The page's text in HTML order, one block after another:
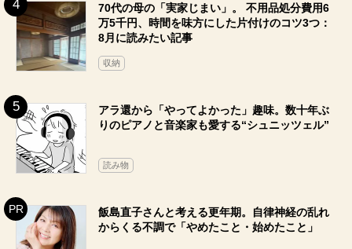
70代の母の「実家じまい」。 不用品処分費用6
万5千円、時間を味方にした片付けのコツ3つ：
8月に読みたい記事
収納
アラ還から「やってよかった」趣味。数十年ぶ
りのピアノと音楽家も愛する“シュニッツェル”
読み物
飯島直子さんと考える更年期。自律神経の乱れ
からくる不調で「やめたこと・始めたこと」